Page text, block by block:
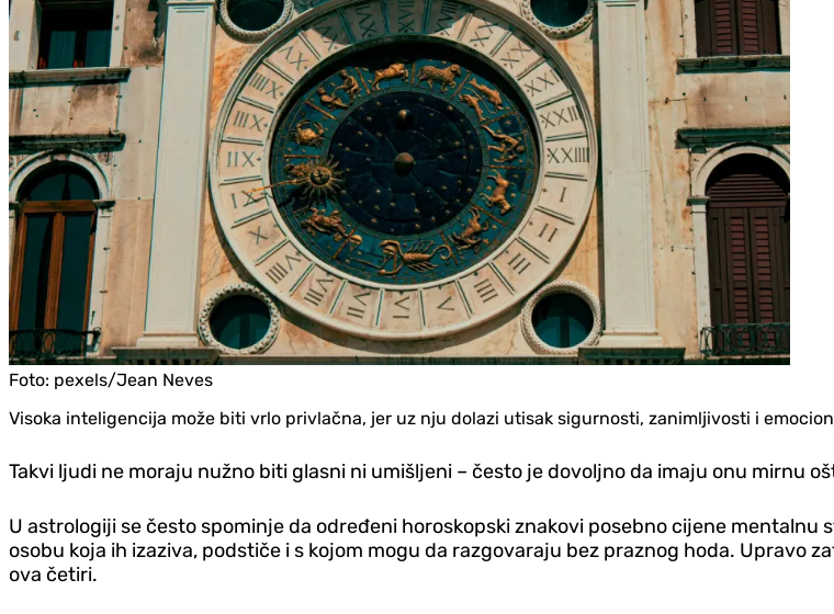
Foto: pexels/Jean Neves
Visoka inteligencija može biti vrlo privlačna, jer uz nju dolazi utisak sigurnosti, zanimljivosti i
Takvi ljudi ne moraju nužno biti glasni ni umišljeni – često je dovoljno da imaju onu mirnu
U astrologiji se često spominje da određeni horoskopski znakovi posebno cijene
osobu koja ih izaziva, podstiče i s kojom mogu da razgovaraju bez praznog hoda. Upravo
ova četiri.